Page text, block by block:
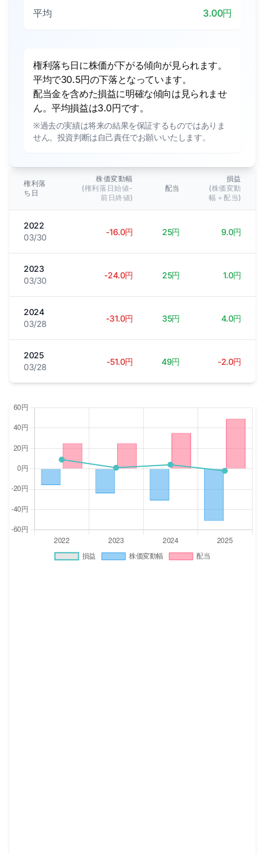
平均
3.00円
権利落ち日に株価が下がる傾向が見られます。
平均で30.5円の下落となっています。
配当金を含めた損益に明確な傾向は見られませ
ん。平均損益は3.0円です。
※過去の実績は将来の結果を保証するものではありま
せん。投資判断は自己責任でお願いいたします。
権利落
ち日
株価変動幅
(権利落日始値-
前日終値)
配当
損益
(株価変動
幅＋配当)
2022
03/30
-16.0円 25円 9.0円
2023
03/30
-24.0円 25円 1.0円
2024
03/28
-31.0円 35円 4.0円
2025
03/28
-51.0円 49円 -2.0円